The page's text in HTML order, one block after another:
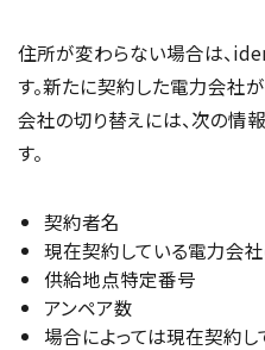
住所が変わらない場合は、
す。新たに契約した電力会社
会社の切り替えには、次の情
す。
契約者名
現在契約している電力会
供給地点特定番号
アンペア数
場合によっては現在契約し